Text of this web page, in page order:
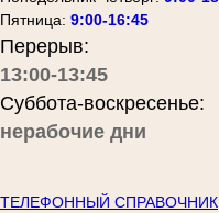
Пятница: 9:00-16:45
Перерыв:
13:00-13:45
Суббота-воскресенье:
нерабочие дни
ТЕЛЕФОННЫЙ СПРАВОЧНИК